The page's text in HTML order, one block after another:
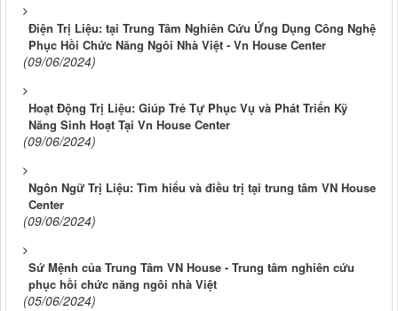
Điện Trị Liệu: tại Trung Tâm Nghiên Cứu Ứng Dụng Công Nghệ
Phục Hồi Chức Năng Ngôi Nhà Việt - Vn House Center
(09/06/2024)
Hoạt Động Trị Liệu: Giúp Trẻ Tự Phục Vụ và Phát Triển Kỹ
Năng Sinh Hoạt Tại Vn House Center
(09/06/2024)
Ngôn Ngữ Trị Liệu: Tìm hiểu và điều trị tại trung tâm VN House
Center
(09/06/2024)
Sứ Mệnh của Trung Tâm VN House - Trung tâm nghiên cứu
phục hồi chức năng ngôi nhà Việt
(05/06/2024)